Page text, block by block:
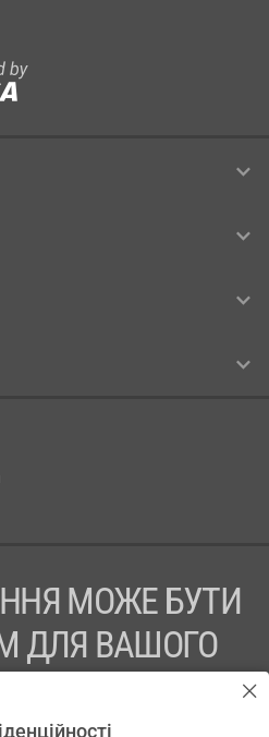
МОЖЕ БУТИ
ДЛЯ ВАШОГО